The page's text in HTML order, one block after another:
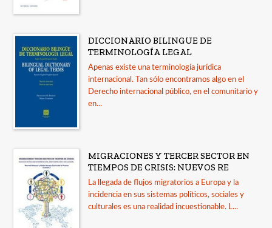
DICCIONARIO BILINGUE DE
TERMINOLOGÍA LEGAL
Apenas existe una terminología jurídica
internacional. Tan sólo encontramos algo en el
Derecho internacional público, en el comunitario y
en...
MIGRACIONES Y TERCER SECTOR EN
TIEMPOS DE CRISIS: NUEVOS RE
La llegada de flujos migratorios a Europa y la
incidencia en sus sistemas políticos, sociales y
culturales es una realidad incuestionable. L...